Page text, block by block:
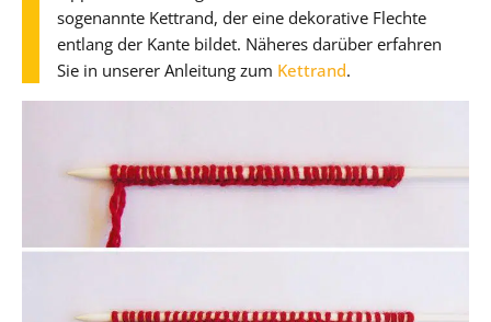
sogenannte Kettrand, der eine dekorative Flechte
entlang der Kante bildet. Näheres darüber erfahren
Sie in unserer Anleitung zum Kettrand.